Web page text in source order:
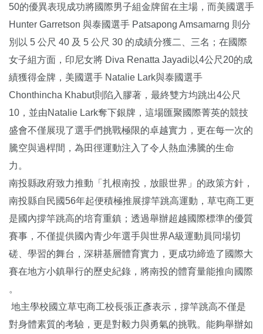
50的優異表現成功將國際男子組金牌留在主場，而美國選手
Hunter Garretson 與泰國選手 Patsapong Amsamarng 則分
別以 5 公尺 40 及 5 公尺 30 的成績分獲二、三名；在國際
女子組方面，印尼女將 Diva Renatta Jayadi以4公尺20的成
績獲得金牌，美國選手 Natalie Lark與泰國選手
Chonthincha Khabut則陷入膠著，最終雙方均跳出4公尺
10，並由Natalie Lark奪下銀牌，這場匯聚國際菁英的競技
盛會不僅展現了選手們挑戰極限的卓越實力，更在每一次的
騰空與過桿間，為田徑運動注入了令人熱血沸騰的生命
力。
南投縣政府致力推動「扎根南投，放眼世界」的政策方針，
南投縣自民國56年起便積極推展撐竿跳高運動，草屯商工更
是國內撐竿跳高的培育重鎮；透過舉辦超越國際標準的優質
賽事，不僅提供國內青少年選手與世界A級運動員同場切
磋、學習的舞台，深耕基層體育實力，更成功締造了國際大
賽在地方小鎮舉行的歷史紀錄，將南投的體育量能推向國際
。
地主學校國立草屯商工校長張正彥表示，撐竿跳高不僅是
對身體素質的考驗，更是對毅力與勇氣的挑戰。能夠舉辦如